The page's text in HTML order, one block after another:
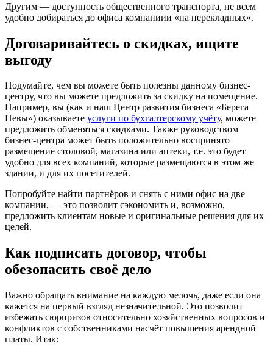
Другим — доступность общественного транспорта, не всем
удобно добираться до офиса компаниии «на перекладных».
Договаривайтесь о скидках, ищите
выгоду
Подумайте, чем вы можете быть полезны данному бизнес-
центру, что вы можете предложить за скидку на помещение.
Например, вы (как и наш Центр развития бизнеса «Берега
Невы») оказываете услуги по бухгалтерскому учёту, можете
предложить обменяться скидками. Также руководством
бизнес-центра может быть положительно воспринято
размещение столовой, магазина или аптеки, т.е. это будет
удобно для всех компаний, которые размещаются в этом же
здании, и для их посетителей.
Попробуйте найти партнёров и снять с ними офис на две
компании, — это позволит сэкономить и, возможно,
предложить клиентам новые и оригинальные решения для их
целей.
Как подписать договор, чтобы
обезопасить своё дело
Важно обращать внимание на каждую мелочь, даже если она
кажется на первый взгляд незначительной. Это позволит
избежать сюрпризов относительно хозяйственных вопросов и
конфликтов с собственниками насчёт повышения арендной
платы. Итак: